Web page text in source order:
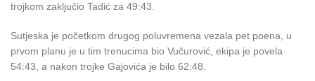
trojkom zaključio Tadić za 49:43.
Sutjeska je početkom drugog poluvremena vezala pet poena, u
prvom planu je u tim trenucima bio Vučurović, ekipa je povela
54:43, a nakon trojke Gajovića je bilo 62:48.